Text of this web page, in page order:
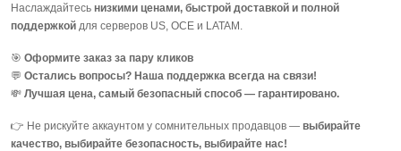
Наслаждайтесь низкими ценами, быстрой доставкой и полной
поддержкой для серверов US, OCE и LATAM.
🎯 Оформите заказ за пару кликов
💬 Остались вопросы? Наша поддержка всегда на связи!
💸 Лучшая цена, самый безопасный способ — гарантировано.
👉 Не рискуйте аккаунтом у сомнительных продавцов — выбирайте
качество, выбирайте безопасность, выбирайте нас!